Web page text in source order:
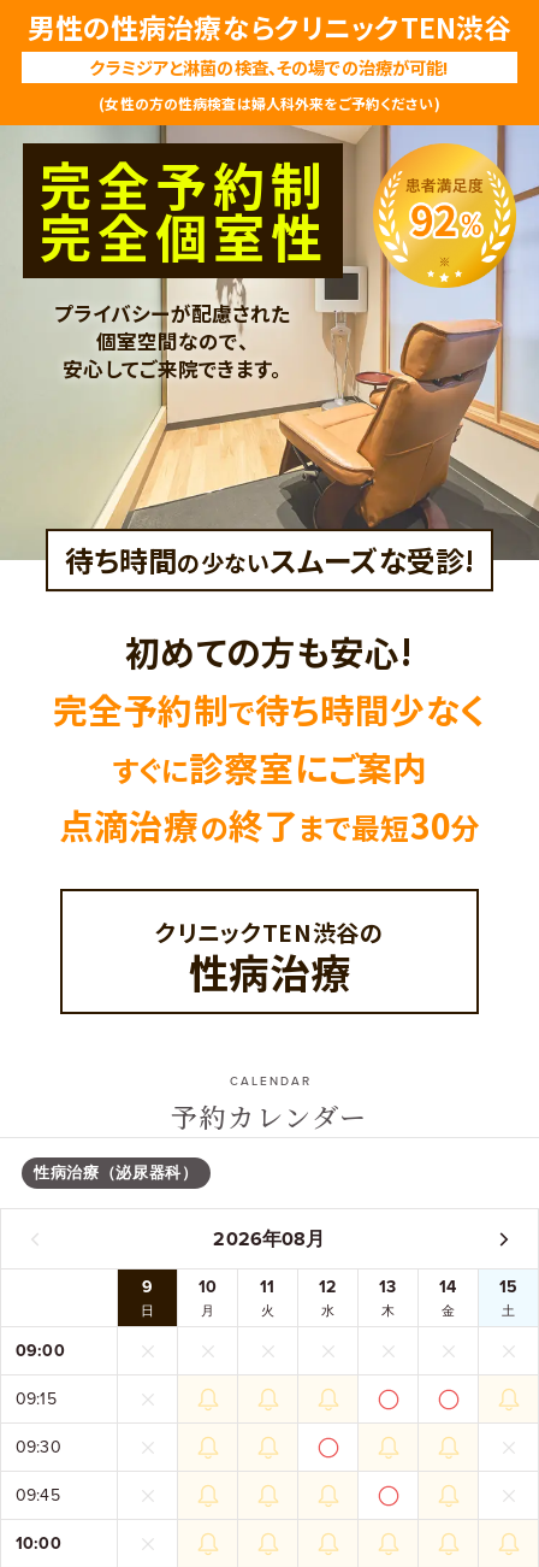
男性の性病治療ならクリニックTEN渋谷
クラミジアと淋菌の検査、その場での治療が可能!
(女性の方の性病検査は婦人科外来をご予約ください)
完全予約制
完全個室性
プライバシーが配慮された
個室空間なので、
安心してご来院できます。
待ち時間の少ないスムーズな受診!
初めての方も安心!
完全予約制で待ち時間少なく
すぐに診察室にご案内
点滴治療の終了まで最短30分
クリニックTEN渋谷の
性病治療
CALENDAR
予約カレンダー
性病治療（泌尿器科）